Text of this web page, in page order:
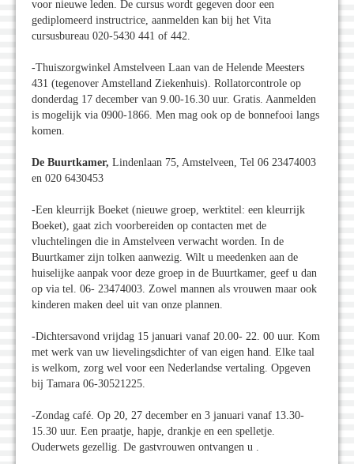
voor nieuwe leden. De cursus wordt gegeven door een
gediplomeerd instructrice, aanmelden kan bij het Vita
cursusbureau 020-5430 441 of 442.
-Thuiszorgwinkel Amstelveen Laan van de Helende Meesters
431 (tegenover Amstelland Ziekenhuis). Rollatorcontrole op
donderdag 17 december van 9.00-16.30 uur. Gratis. Aanmelden
is mogelijk via 0900-1866. Men mag ook op de bonnefooi langs
komen.
De Buurtkamer, Lindenlaan 75, Amstelveen, Tel 06 23474003
en 020 6430453
-Een kleurrijk Boeket (nieuwe groep, werktitel: een kleurrijk
Boeket), gaat zich voorbereiden op contacten met de
vluchtelingen die in Amstelveen verwacht worden. In de
Buurtkamer zijn tolken aanwezig. Wilt u meedenken aan de
huiselijke aanpak voor deze groep in de Buurtkamer, geef u dan
op via tel. 06- 23474003. Zowel mannen als vrouwen maar ook
kinderen maken deel uit van onze plannen.
-Dichtersavond vrijdag 15 januari vanaf 20.00- 22. 00 uur. Kom
met werk van uw lievelingsdichter of van eigen hand. Elke taal
is welkom, zorg wel voor een Nederlandse vertaling. Opgeven
bij Tamara 06-30521225.
-Zondag café. Op 20, 27 december en 3 januari vanaf 13.30-
15.30 uur. Een praatje, hapje, drankje en een spelletje.
Ouderwets gezellig. De gastvrouwen ontvangen u .